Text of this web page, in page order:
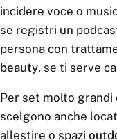
incidere voce o
se registri un
persona con
beauty, se ti serve
Per set molto
scelgono anche
allestire o spazi